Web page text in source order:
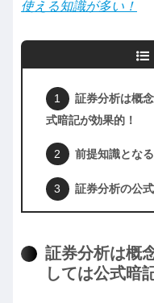
使える知識が多い！
証券分析は概
式暗記が効果的！
前提知識とな
証券分析の公
証券分析は概
しては公式暗